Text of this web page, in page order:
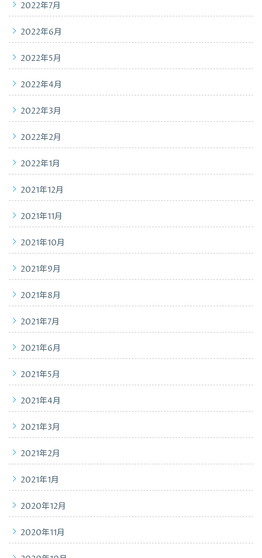
2022年7月
2022年6月
2022年5月
2022年4月
2022年3月
2022年2月
2022年1月
2021年12月
2021年11月
2021年10月
2021年9月
2021年8月
2021年7月
2021年6月
2021年5月
2021年4月
2021年3月
2021年2月
2021年1月
2020年12月
2020年11月